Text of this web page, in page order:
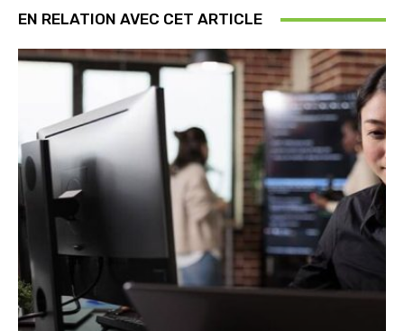
EN RELATION AVEC CET ARTICLE